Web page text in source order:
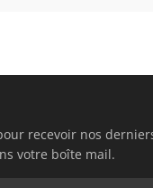
recevoir nos
votre boîte mail.